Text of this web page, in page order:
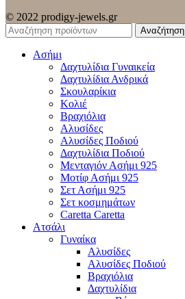
© 2022 prodigy-jewels.gr
Αναζήτηση
Ασήμι
Δαχτυλίδια Γυναικεία
Δαχτυλίδια Ανδρικά
Σκουλαρίκια
Κολιέ
Βραχιόλια
Αλυσίδες
Αλυσίδες Ποδιού
Δαχτυλίδια Ποδιού
Μενταγιόν Ασήμι 925
Μοτίφ Ασήμι 925
Σετ Ασήμι 925
Σετ κοσμημάτων
Caretta Caretta
Ατσάλι
Γυναίκα
Αλυσίδες
Αλυσίδες Ποδιού
Βραχιόλια
Δαχτυλίδια